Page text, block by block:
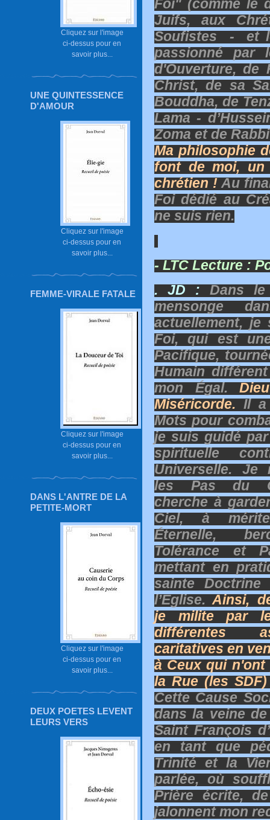
Cliquez sur l'image
ci-dessus pour en
savoir plus...
UNE QUINTESSENCE
D'AMOUR
Cliquez sur l'image
ci-dessus pour en
savoir plus...
FEMME-VIRALE FATALE
Cliquez sur l'image
ci-dessus pour en
savoir plus...
DANS L'ANTRE DE LA
PETITE-MORT
Cliquez sur l'image
ci-dessus pour en
savoir plus...
DEUX POETES LEVENT
LEURS VERS
Foi" (comme le
Juifs, aux
Soufistes - et
passionné par
d'Ouverture, de
Christ, de sa
Bouddha, de
Lama -
Zoma et de
Ma philosophie
font de moi, un
chrétien !Au
Foi dédié au
ne suis rien.
- LTC Lecture :
. JD :Dans le
mensonge
actuellement, je
Foi, qui est
Pacifique,
Humain
mon Égal.
Miséricorde.Il a
Mots pour
je suis guidé
spirituelle
Universelle.Je
les Pas du
cherche à
Ciel, à
Éternelle,
Tolérance et
mettant en
sainte Doctrine
l’Eglise.Ainsi,
je milite par
différentes
caritatives en
à Ceux qui
la Rue (les
Cette Cause
dans la veine
Saint François
en tant que
Trinité et la
parlée, où
Prière écrite,
jalonnent mon